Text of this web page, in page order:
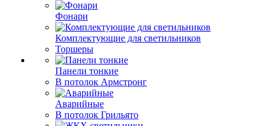
Фонари
Комплектующие для светильников
Торшеры
Панели тонкие
В потолок Армстронг
Аварийные
В потолок Грильято